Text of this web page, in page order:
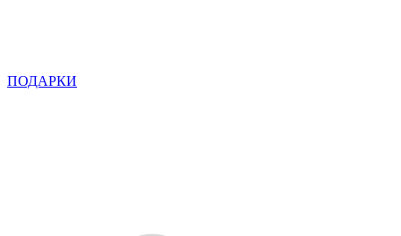
ПОДАРКИ